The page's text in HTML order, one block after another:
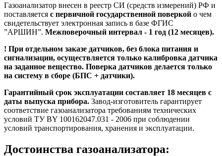
Газоанализатор внесен в реестр СИ (средств измерений) РФ и
поставляется с первичной государственной поверкой о чем
свидетельствует электронная запись в базе ФГИС
”АРШИН”. Межповерочный интервал - 1 год (12 месяцев).
! При отдельном заказе датчиков, без блока питания и
сигнализации, осуществляется только калибровка датчика
на заданное вещество. Поверка датчиков делается только
на систему в сборе (БПС + датчики).
Гарантийный срок эксплуатации составляет 18 месяцев с
даты выпуска прибора. Завод-изготовитель гарантирует
соответствие газоанализатора требованиям технических
условий ТУ BY 100162047.031 - 2006 при соблюдении
условий транспортирования, хранения и эксплуатации.
Достоинства газоанализатора: